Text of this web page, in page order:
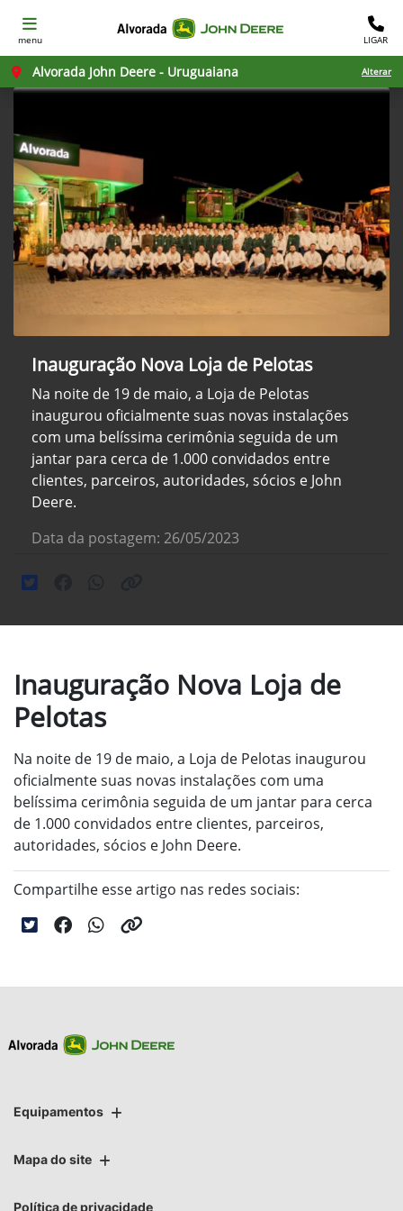
menu LIGAR
Alvorada John Deere - Uruguaiana Alterar
Inauguração Nova Loja de Pelotas
Na noite de 19 de maio, a Loja de Pelotas
inaugurou oficialmente suas novas instalações
com uma belíssima cerimônia seguida de um
jantar para cerca de 1.000 convidados entre
clientes, parceiros, autoridades, sócios e John
Deere.
Data da postagem: 26/05/2023
Inauguração Nova Loja de
Pelotas
Na noite de 19 de maio, a Loja de Pelotas inaugurou
oficialmente suas novas instalações com uma
belíssima cerimônia seguida de um jantar para cerca
de 1.000 convidados entre clientes, parceiros,
autoridades, sócios e John Deere.
Compartilhe esse artigo nas redes sociais:
Equipamentos
Mapa do site
Política de privacidade